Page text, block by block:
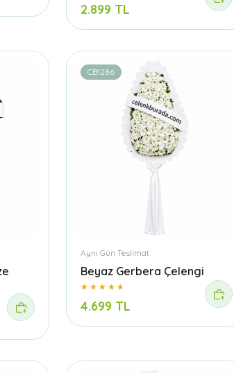
2.899 TL
CB1286
Aynı Gün Teslimat
Beyaz Gerbera Çelengi
4.699 TL